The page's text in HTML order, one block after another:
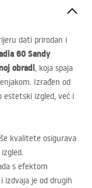
dati prirodan i
60 Sandy
obradi, koja spaja
Izrađen od
estetski izgled, već i
kvalitete osigurava
s efektom
izdvaja je od drugih